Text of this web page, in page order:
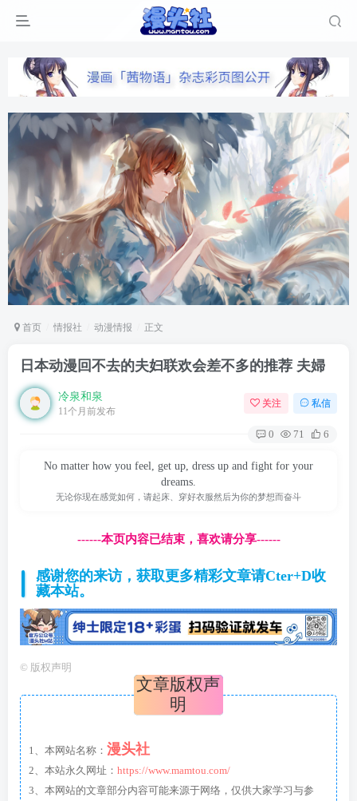
首页 情报社 动漫情报 正文
日本动漫回不去的夫妇联欢会差不多的推荐 夫婦
冷泉和泉
11个月前发布
关注 私信
0 71 6
No matter how you feel, get up, dress up and fight for your
dreams.
无论你现在感觉如何，请起床、穿好衣服然后为你的梦想而奋斗
------本页内容已结束，喜欢请分享------
感谢您的来访，获取更多精彩文章请Cter+D收
藏本站。
© 版权声明
文章版权声
明
1、本网站名称： 漫头社
2、本站永久网址： https://www.mamtou.com/
3、本网站的文章部分内容可能来源于网络，仅供大家学习与参